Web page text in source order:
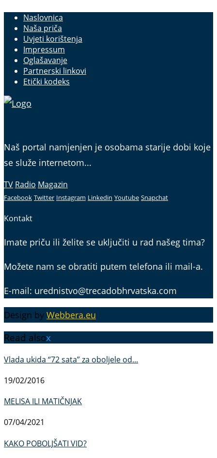
Naslovnica
Naša priča
Uvjeti korištenja
Impressum
Oglašavanje
Partnerski linkovi
Etički kodeks
Naš portal namjenjen je osobama starije dobi koje
se služe internetom...
TV Radio Magazin
Facebook Twitter Instagram Linkedin Youtube Snapchat
Kontakt
Imate priču ili želite se uključiti u rad našeg tima?
Možete nam se obratiti putem telefona ili mail-a.
E-mail: urednistvo@trecadobhrvatska.com
Design by Webbera.eu
Read alsox
Vlada ukida “72 sata” za oboljele od...
19/02/2016
MELISA ILI MATIČNJAK
07/04/2021
KAKO POBOLJŠATI VID?